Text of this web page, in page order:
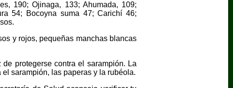
190; Ojinaga, 133; Ahumada, 109;
54; Bocoyna suma 47; Carichí 46;
y rojos, pequeñas manchas blancas
protegerse contra el sarampión. La
sarampión, las paperas y la rubéola.